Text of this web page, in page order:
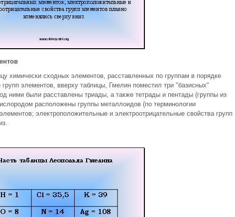
химически сходных элементов, расставленных по группам в порядке
элементов, вверху таблицы, Гмелин поместил три "базисных"
ними были расставлены триады, а также тетрады и пентады (группы из
расположены группы металлоидов (по терминологии
электроположительные и электроотрицательные свойства групп